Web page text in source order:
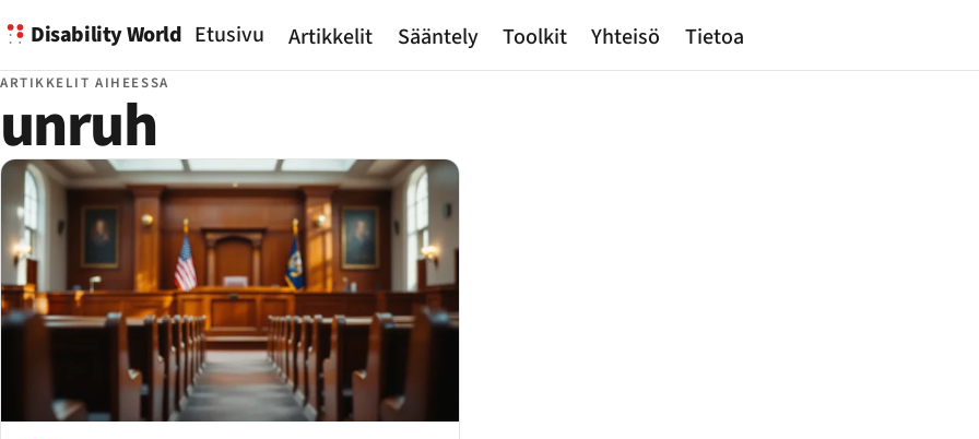
Disability World Etusivu Artikkelit Sääntely Toolkit Yhteisö Tietoa
ARTIKKELIT AIHEESSA
unruh